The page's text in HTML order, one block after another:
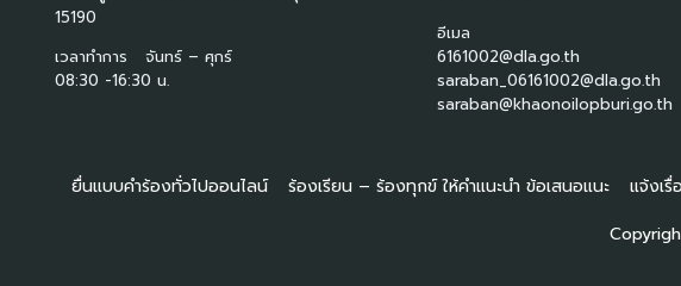
15190
เวลาทำการ จันทร์ – ศุกร์
08:30 -16:30 น.
อีเมล
6161002@dla.go.th
saraban_06161002@dla.go.th
saraban@khaonoilopburi.go.th
ยื่นแบบคำร้องทั่วไปออนไลน์ ร้องเรียน – ร้องทุกข์ ให้คำแนะนำ ข้อเสนอแนะ แจ้งเ